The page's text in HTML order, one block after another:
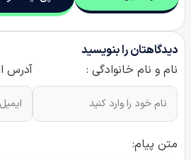
دیدگاهتان را بنویسید
نام و نام خانوادگی :
آدرس
متن پیام: